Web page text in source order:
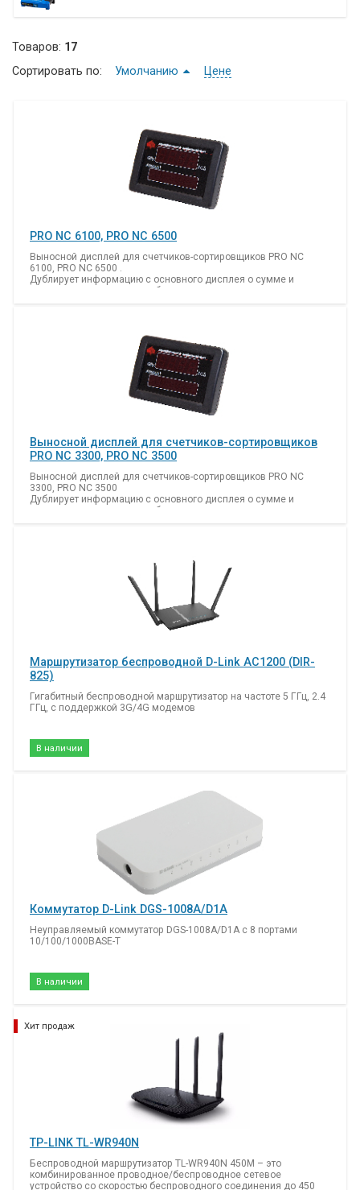
Товаров: 17
Сортировать по:
Умолчанию Цене
PRO NC 6100, PRO NC 6500
Выносной дисплей для счетчиков-сортировщиков PRO NC
6100, PRO NC 6500 .
Дублирует информацию с основного дисплея о сумме и
количестве просчитанных банкнот.
Выносной дисплей для счетчиков-сортировщиков
PRO NC 3300, PRO NC 3500
Выносной дисплей для счетчиков-сортировщиков PRO NC
3300, PRO NC 3500
Дублирует информацию с основного дисплея о сумме и
количестве просчитанных банкнот.
Маршрутизатор беспроводной D-Link AC1200 (DIR-
825)
Гигабитный беспроводной маршрутизатор на частоте 5 ГГц, 2.4
ГГц, с поддержкой 3G/4G модемов
В наличии
Коммутатор D-Link DGS-1008A/D1A
Неуправляемый коммутатор DGS-1008A/D1A с 8 портами
10/100/1000BASE-T
В наличии
Хит продаж
TP-LINK TL-WR940N
Беспроводной маршрутизатор TL-WR940N 450M – это
комбинированное проводное/беспроводное сетевое
устройство со скоростью беспроводного соединения до 450